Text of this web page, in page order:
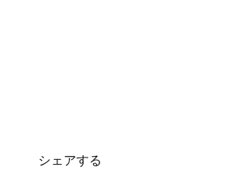
シェアする